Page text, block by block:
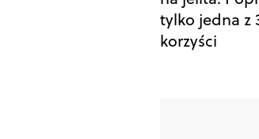
tylko jedna z
korzyści